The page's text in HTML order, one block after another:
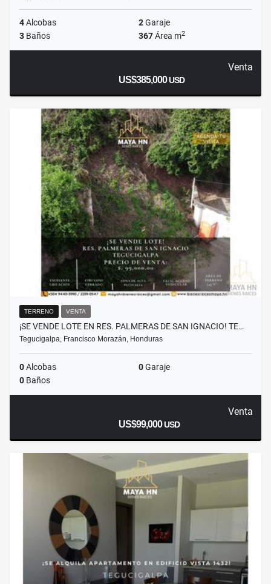
4Alcobas 2Garaje
3 Baños 367Área m2
Venta
US$385,000USD
TERRENO VENTA
¡SE VENDE LOTE EN RES. PALMERAS DE SAN IGNACIO! TE…
Tegucigalpa, Francisco Morazán, Honduras
0Alcobas 0Garaje
0 Baños
Venta
US$99,000USD